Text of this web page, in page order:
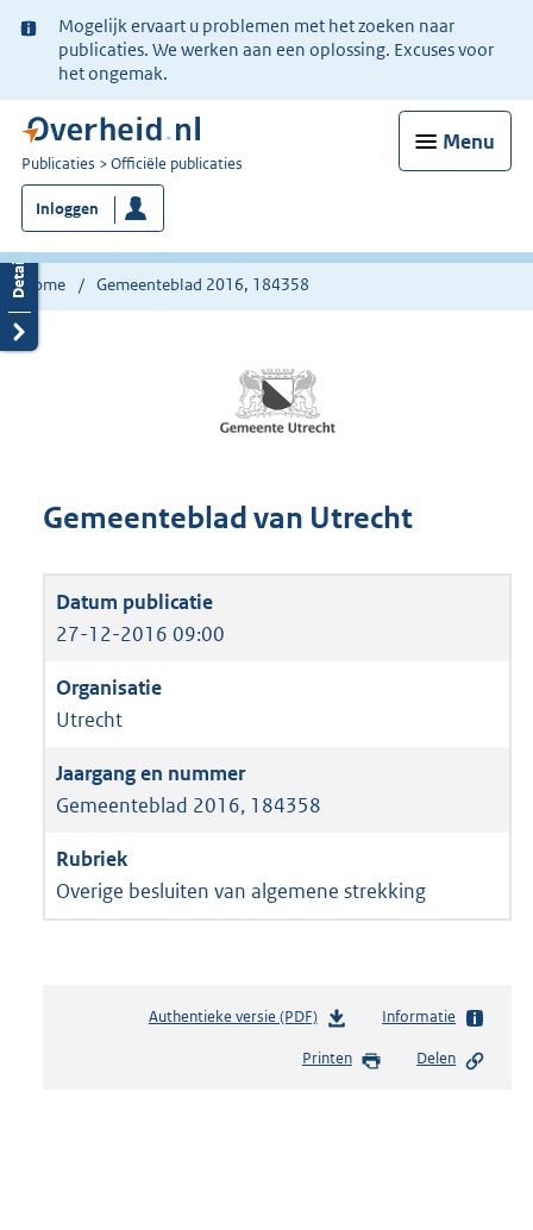
Ter
informatie:
Mogelijk ervaart u problemen met het zoeken naar
publicaties. We werken aan een oplossing. Excuses voor
het ongemak.
Menu
U
bent
nu
hier:
Publicaties Officiële publicaties
Inloggen
Home Gemeenteblad 2016, 184358
Gemeenteblad van Utrecht
27-12-2016 09:00
Utrecht
Gemeenteblad 2016, 184358
Overige besluiten van algemene strekking
Authentieke versie (PDF)b
s
Informatie
Printen Delen